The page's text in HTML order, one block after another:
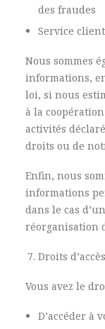
des fraudes
Service client
Nous sommes
informations,
loi, si nous
à la
activités
droits ou de
Enfin, nous
informations
dans le cas
réorganisation
Droits
Vous avez le
D’accéder à